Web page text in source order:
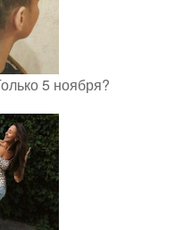
5 ноября?